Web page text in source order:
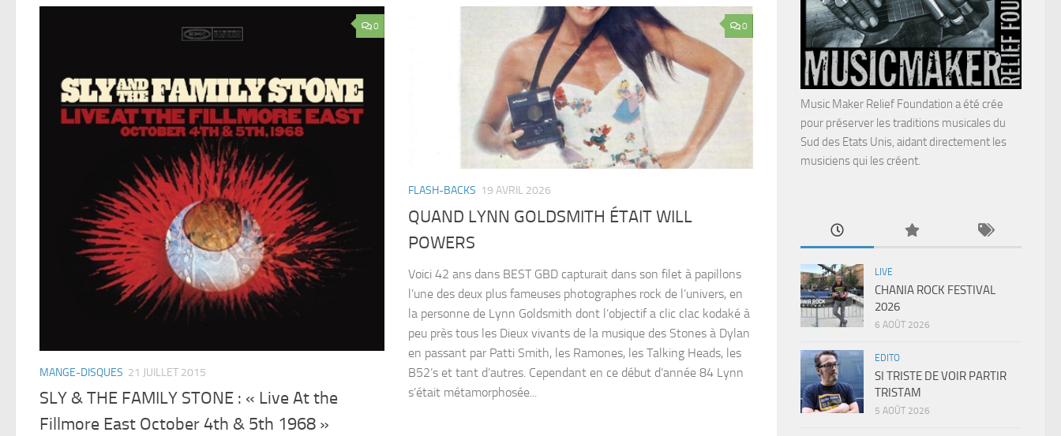
0
MANGE-DISQUES 21 JUILLET 2015
SLY & THE FAMILY STONE : « Live At the
Fillmore East October 4th & 5th 1968 »
0
FLASH-BACKS 19 AVRIL 2026
QUAND LYNN GOLDSMITH ÉTAIT WILL
POWERS
Voici 42 ans dans BEST GBD capturait dans son filet à papillons
l’une des deux plus fameuses photographes rock de l’univers, en
la personne de Lynn Goldsmith dont l’objectif a clic clac kodaké à
peu près tous les Dieux vivants de la musique des Stones à Dylan
en passant par Patti Smith, les Ramones, les Talking Heads, les
B52’s et tant d’autres. Cependant en ce début d’année 84 Lynn
s’était métamorphosée...
Music Maker Relief Foundation a été crée
pour préserver les traditions musicales du
Sud des Etats Unis, aidant directement les
musiciens qui les créent.
LIVE
CHANIA ROCK FESTIVAL
2026
6 AOÛT 2026
EDITO
SI TRISTE DE VOIR PARTIR
TRISTAM
5 AOÛT 2026